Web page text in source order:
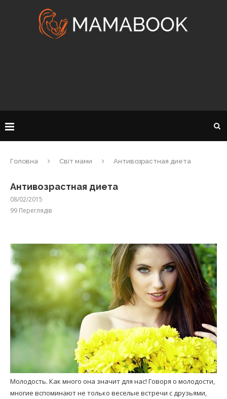
Головна Світ мами Антивозрастная диета
Антивозрастная диета
08/02/2015
99 Переглядів
Молодость. Как много она значит для нас! Говоря о молодости,
многие вспоминают не только веселые встречи с друзьями,